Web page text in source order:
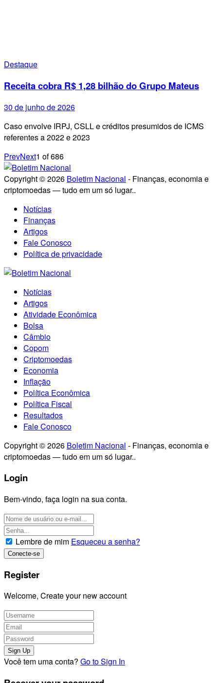
Destaque
Receita cobra R$ 1,28 bilhão do Grupo Mateus
30 de junho de 2026
Caso envolve IRPJ, CSLL e créditos presumidos de ICMS
referentes a 2022 e 2023
PrevNext1 of686
Copyright © 2026 Boletim Nacional - Finanças, economia e
criptomoedas — tudo em um só lugar..
Notícias
Finanças
Artigos
Fale Conosco
Política de privacidade
Notícias
Artigos
Atividade Econômica
Bolsa
Câmbio
Copom
Criptomoedas
Economia
Inflação
Política Econômica
Política Fiscal
Resultados
Fale Conosco
Copyright © 2026 Boletim Nacional - Finanças, economia e
criptomoedas — tudo em um só lugar..
Login
Bem-vindo, faça login na sua conta.
Lembre de mim Esqueceu a senha?
Register
Welcome, Create your new account
Você tem uma conta? Go to Sign In